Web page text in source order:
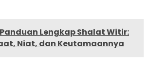
Panduan Lengkap Shalat Witir:
Niat, dan Keutamaannya